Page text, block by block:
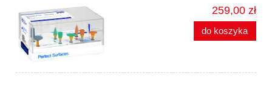
259,00 zł
do koszyka